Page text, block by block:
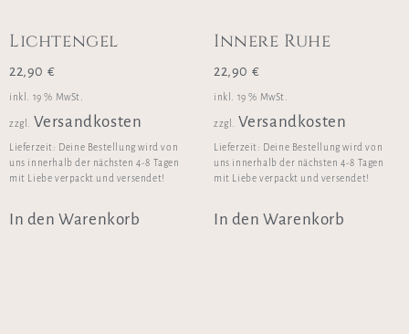
Lichtengel
22,90 €
inkl. 19 % MwSt.
zzgl. Versandkosten
Lieferzeit: Deine Bestellung wird von
uns innerhalb der nächsten 4-8 Tagen
mit Liebe verpackt und versendet!
In den Warenkorb
Innere Ruhe
22,90 €
inkl. 19 % MwSt.
zzgl. Versandkosten
Lieferzeit: Deine Bestellung wird von
uns innerhalb der nächsten 4-8 Tagen
mit Liebe verpackt und versendet!
In den Warenkorb